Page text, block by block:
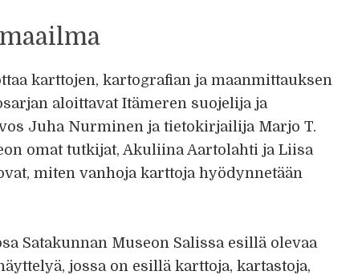
karttojen, kartografian ja maanmittauksen
aloittavat Itämeren suojelija ja
Juha Nurminen ja tietokirjailija Marjo T.
omat tutkijat, Akuliina Aartolahti ja Liisa
miten vanhoja karttoja hyödynnetään
Satakunnan Museon Salissa esillä olevaa
jossa on esillä karttoja, kartastoja,